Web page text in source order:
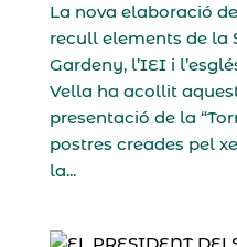
La nova elaboració
recull elements de la
Gardeny, l’IEI i
Vella ha acollit
presentació de la
postres creades pel
la...